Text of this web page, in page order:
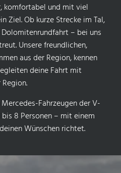
komfortabel und mit viel
Ziel. Ob kurze Strecke im Tal,
– bei uns
Unsere freundlichen,
aus der Region, kennen
deine Fahrt mit
Fahrzeugen der V-
8 Personen – mit einem
Wünschen richtet.